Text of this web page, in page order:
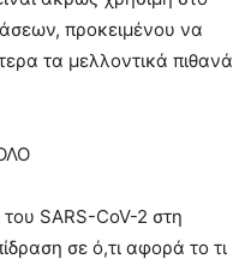
προκειμένου να
τα μελλοντικά πιθανά
SARS-CoV-2 στη
σε ό,τι αφορά το τι